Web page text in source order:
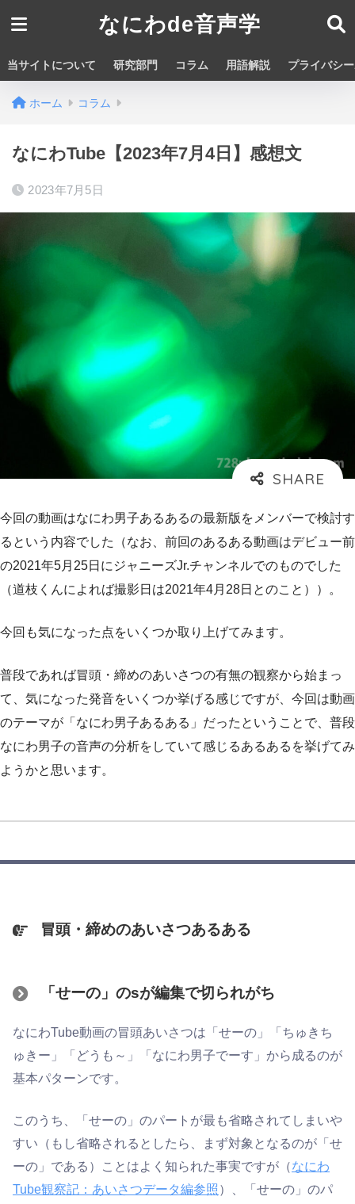
なにわde音声学
当サイトについて 研究部門 コラム 用語解説 プライバシ
ホーム コラム
なにわTube【2023年7月4日】感想文
2023年7月5日
今回の動画はなにわ男子あるあるの最新版をメンバーで検討す
るという内容でした（なお、前回のあるある動画はデビュー前
の2021年5月25日にジャニーズJr.チャンネルでのものでした
（道枝くんによれば撮影日は2021年4月28日とのこと））。
今回も気になった点をいくつか取り上げてみます。
普段であれば冒頭・締めのあいさつの有無の観察から始まっ
て、気になった発音をいくつか挙げる感じですが、今回は動画
のテーマが「なにわ男子あるある」だったということで、普段
なにわ男子の音声の分析をしていて感じるあるあるを挙げてみ
ようかと思います。
冒頭・締めのあいさつあるある
「せーの」のsが編集で切られがち
なにわTube動画の冒頭あいさつは「せーの」「ちゅきち
ゅきー」「どうも～」「なにわ男子でーす」から成るのが
基本パターンです。
このうち、「せーの」のパートが最も省略されてしまいや
すい（もし省略されるとしたら、まず対象となるのが「せ
ーの」である）ことはよく知られた事実ですが（なにわ
Tube観察記：あいさつデータ編参照 ）、「せーの」のパ